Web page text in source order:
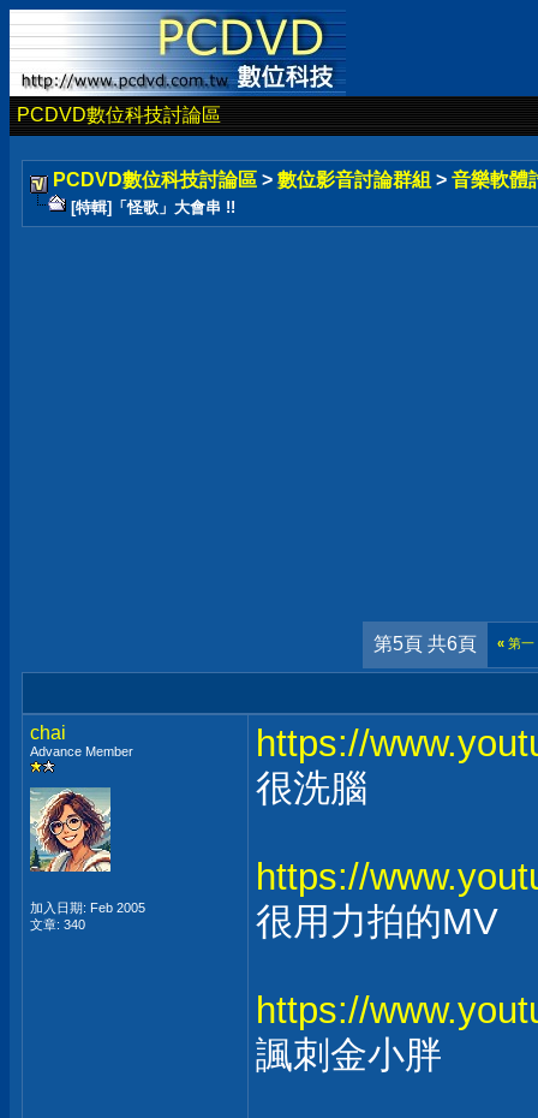
PCDVD數位科技討論區
PCDVD數位科技討論區 > 數位影音討論群組 > 音樂軟體
[特輯]「怪歌」大會串 !!
第5頁 共6頁 «第一
chai
Advance Member
加入日期: Feb 2005
文章: 340
https://
很洗腦
https://
很用力拍的MV
https://
諷刺金小胖